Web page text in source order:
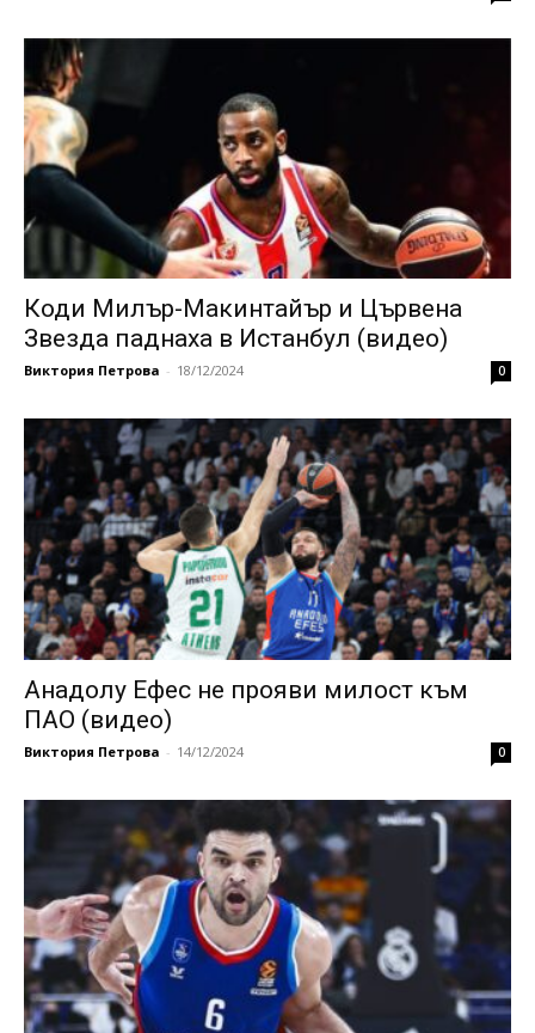
Коди Милър-Макинтайър и Цървена
Звезда паднаха в Истанбул (видео)
Виктория Петрова - 18/12/2024 0
Анадолу Ефес не прояви милост към
ПАО (видео)
Виктория Петрова - 14/12/2024 0